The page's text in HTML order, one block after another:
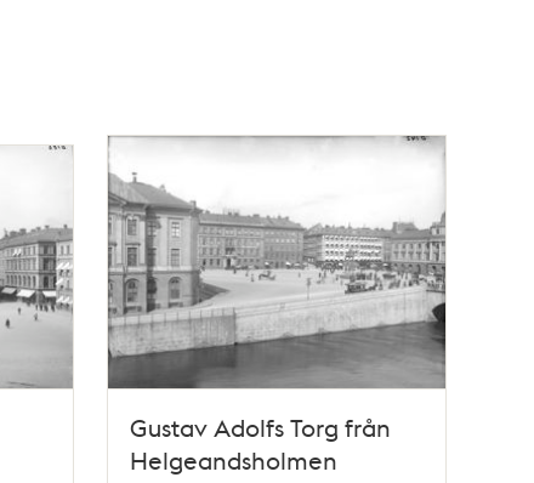
Gustav Adolfs Torg från
Helgeandsholmen